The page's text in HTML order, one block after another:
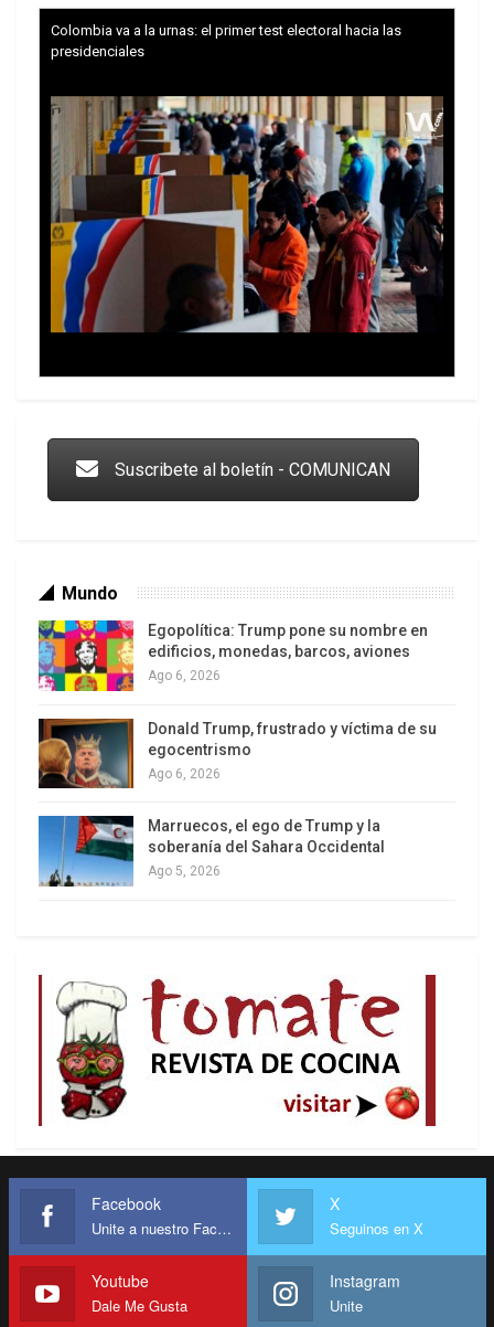
Colombia va a la urnas: el primer test electoral hacia las
presidenciales
Los latinos le van dando la espalda a Trump
Suscribete al boletín - COMUNICAN
Mundo
Egopolítica: Trump pone su nombre en
edificios, monedas, barcos, aviones
Ago 6, 2026
Donald Trump, frustrado y víctima de su
egocentrismo
Ago 6, 2026
Marruecos, el ego de Trump y la
soberanía del Sahara Occidental
Ago 5, 2026
Facebook
Unite a nuestro Facebook
X
Seguinos en X
Youtube
Dale Me Gusta
Instagram
Unite